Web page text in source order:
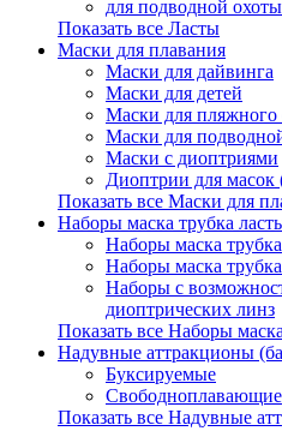
для подводной
Показать все Ласты
Маски для плавания
Маски для дайвинга
Маски для детей
Маски для пляжного
Маски для
Маски с диоптриями
Диоптрии для масок
Показать все Маски для
Наборы маска трубка
Наборы маска трубка
Наборы маска
Наборы с
диоптрических линз
Показать все Наборы
Надувные аттракционы
Буксируемые
Свободноплавающие
Показать все Надувные